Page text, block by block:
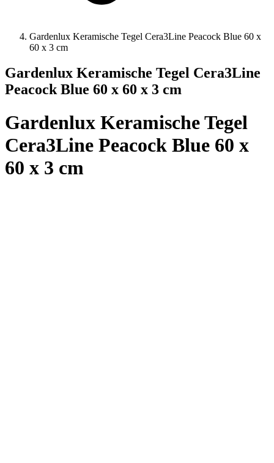
Gardenlux Keramische Tegel Cera3Line Peacock Blue 60 x
60 x 3 cm
Gardenlux Keramische Tegel Cera3Line
Peacock Blue 60 x 60 x 3 cm
Gardenlux Keramische Tegel
Cera3Line Peacock Blue 60 x
60 x 3 cm